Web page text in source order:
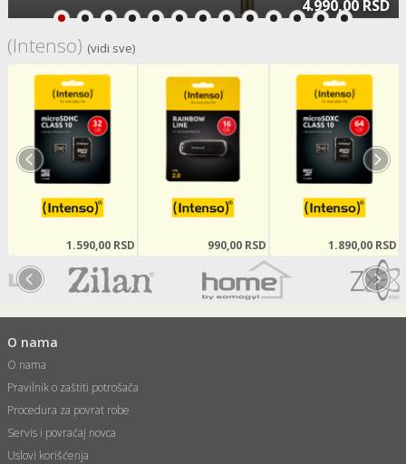
4.990,00 RSD
(Intenso) (vidi sve)
1.590,00 RSD 990,00 RSD 1.890,00 RSD
O nama
O nama
Pravilnik o zaštiti potrošača
Procedura za povrat robe
Servis i povraćaj novca
Uslovi korišćenja